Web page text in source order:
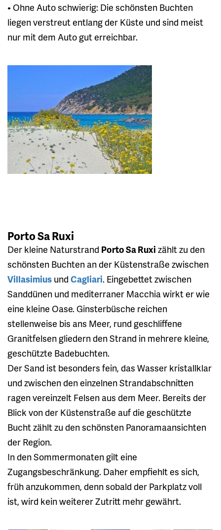
• Ohne Auto schwierig: Die schönsten Buchten
liegen verstreut entlang der Küste und sind meist
nur mit dem Auto gut erreichbar.
Porto Sa Ruxi
Der kleine Naturstrand Porto Sa Ruxi zählt zu den
schönsten Buchten an der Küstenstraße zwischen
Villasimius und Cagliari. Eingebettet zwischen
Sanddünen und mediterraner Macchia wirkt er wie
eine kleine Oase. Ginsterbüsche reichen
stellenweise bis ans Meer, rund geschliffene
Granitfelsen gliedern den Strand in mehrere kleine,
geschützte Badebuchten.
Der Sand ist besonders fein, das Wasser kristallklar
und zwischen den einzelnen Strandabschnitten
ragen vereinzelt Felsen aus dem Meer. Bereits der
Blick von der Küstenstraße auf die geschützte
Bucht zählt zu den schönsten Panoramaansichten
der Region.
In den Sommermonaten gilt eine
Zugangsbeschränkung. Daher empfiehlt es sich,
früh anzukommen, denn sobald der Parkplatz voll
ist, wird kein weiterer Zutritt mehr gewährt.